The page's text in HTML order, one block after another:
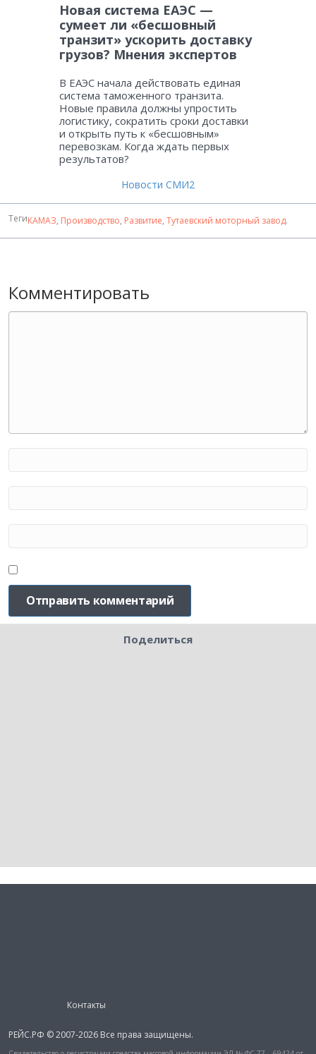
Новая система ЕАЭС —
сумеет ли «бесшовный
транзит» ускорить доставку
грузов? Мнения экспертов
В ЕАЭС начала действовать единая
система таможенного транзита.
Новые правила должны упростить
логистику, сократить сроки доставки
и открыть путь к «бесшовным»
перевозкам. Когда ждать первых
результатов?
Новости СМИ2
ТегиКАМАЗ, Производство, Развитие, Тутаевский моторный завод.
Комментировать
Поделиться
Контакты
РЕЙС.РФ © 2007-2026 Все права защищены.